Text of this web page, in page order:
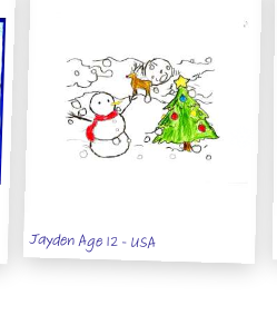
Jayden Age 12 - USA